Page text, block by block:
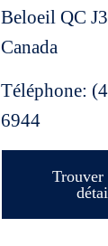
Beloeil QC
Canada
Téléphone:
6944
Trouver